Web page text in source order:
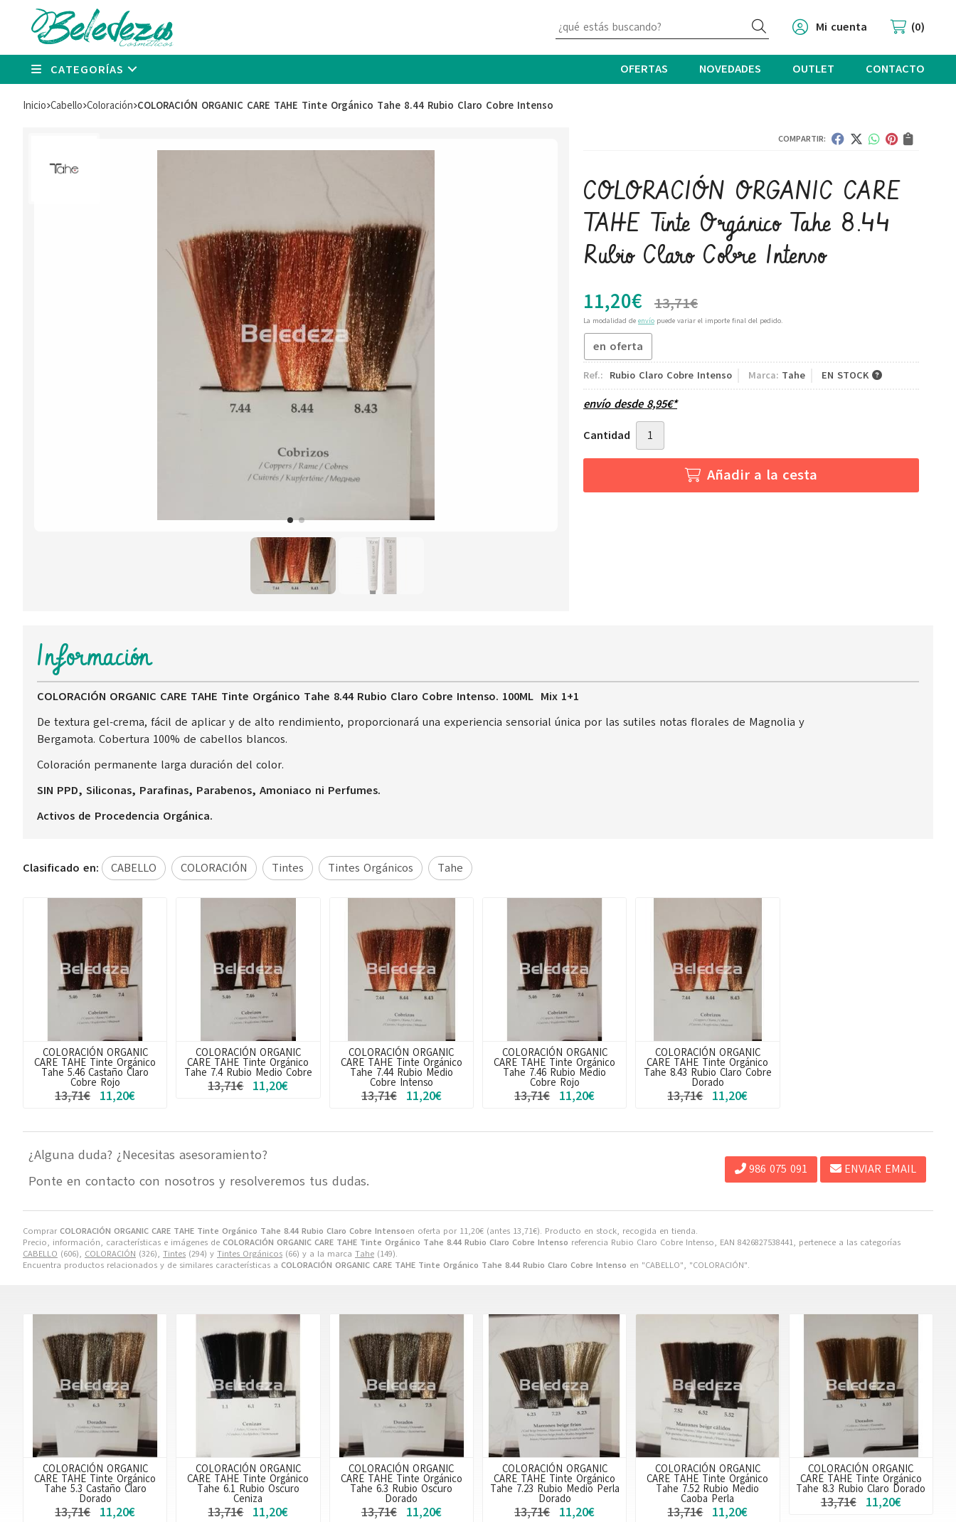
Buscar Mi cuenta 0
CATEGORÍAS OFERTAS NOVEDADES OUTLET CONTACTO
Inicio cabello coloración COLORACIÓN ORGANIC CARE TAHE Tinte Orgánico Tahe 8.44 Rubio Claro Cobre Intenso
COMPARTIR:
COLORACIÓN ORGANIC CARE
TAHE Tinte Orgánico Tahe 8.44
Rubio Claro Cobre Intenso
11,20€ 13,71€
La modalidad de envío puede variar el importe final del pedido.
en oferta
Ref.: Rubio Claro Cobre Intenso Marca: Tahe EN STOCK
envío desde 8,95€*
Cantidad
Añadir a la cesta
Comprar COLORACIÓN ORGANIC CARE TAHE Tinte Orgánico Tahe 8.44 Rubio Claro Cobre Intensoen oferta por 11,20€ (antes 13,71€). Producto en stock, recogida en tienda.
Precio, información, características e imágenes de COLORACIÓN ORGANIC CARE TAHE Tinte Orgánico Tahe 8.44 Rubio Claro Cobre Intenso referencia Rubio Claro Cobre Intenso, EAN 8426827538441, pertenece a las categorías
CABELLO (606), COLORACIÓN (326), Tintes (294) y Tintes Orgánicos (66) y a la marca Tahe (149).
Encuentra productos relacionados y de similares características a COLORACIÓN ORGANIC CARE TAHE Tinte Orgánico Tahe 8.44 Rubio Claro Cobre Intenso en "CABELLO", "COLORACIÓN".
Información
COLORACIÓN ORGANIC CARE TAHE Tinte Orgánico Tahe 8.44 Rubio Claro Cobre Intenso. 100ML Mix 1+1
De textura gel-crema, fácil de aplicar y de alto rendimiento, proporcionará una experiencia sensorial única por las sutiles notas florales de Magnolia y
Bergamota. Cobertura 100% de cabellos blancos.
Coloración permanente larga duración del color.
SIN PPD, Siliconas, Parafinas, Parabenos, Amoniaco ni Perfumes.
Activos de Procedencia Orgánica.
Clasificado en: CABELLO COLORACIÓN Tintes Tintes Orgánicos Tahe
COLORACIÓN ORGANIC
CARE TAHE Tinte Orgánico
Tahe 5.46 Castaño Claro
Cobre Rojo
13,71€ 11,20€
COLORACIÓN ORGANIC
CARE TAHE Tinte Orgánico
Tahe 7.4 Rubio Medio Cobre
13,71€ 11,20€
COLORACIÓN ORGANIC
CARE TAHE Tinte Orgánico
Tahe 7.44 Rubio Medio
Cobre Intenso
13,71€ 11,20€
COLORACIÓN ORGANIC
CARE TAHE Tinte Orgánico
Tahe 7.46 Rubio Medio
Cobre Rojo
13,71€ 11,20€
COLORACIÓN ORGANIC
CARE TAHE Tinte Orgánico
Tahe 8.43 Rubio Claro Cobre
Dorado
13,71€ 11,20€
¿Alguna duda? ¿Necesitas asesoramiento?
Ponte en contacto con nosotros y resolveremos tus dudas.
986 075 091 ENVIAR EMAIL
COLORACIÓN ORGANIC
CARE TAHE Tinte Orgánico
Tahe 5.3 Castaño Claro
Dorado
13,71€ 11,20€
COLORACIÓN ORGANIC
CARE TAHE Tinte Orgánico
Tahe 6.1 Rubio Oscuro
Ceniza
13,71€ 11,20€
COLORACIÓN ORGANIC
CARE TAHE Tinte Orgánico
Tahe 6.3 Rubio Oscuro
Dorado
13,71€ 11,20€
COLORACIÓN ORGANIC
CARE TAHE Tinte Orgánico
Tahe 7.23 Rubio Medio Perla
Dorado
13,71€ 11,20€
COLORACIÓN ORGANIC
CARE TAHE Tinte Orgánico
Tahe 7.52 Rubio Medio
Caoba Perla
13,71€ 11,20€
COLORACIÓN ORGANIC
CARE TAHE Tinte Orgánico
Tahe 8.3 Rubio Claro Dorado
13,71€ 11,20€